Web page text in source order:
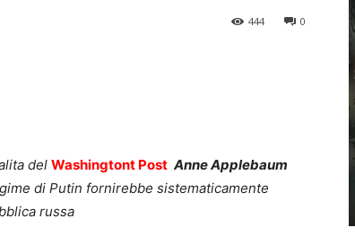
0
444
del Washingtont Post Anne Applebaum
di Putin fornirebbe sistematicamente
russa